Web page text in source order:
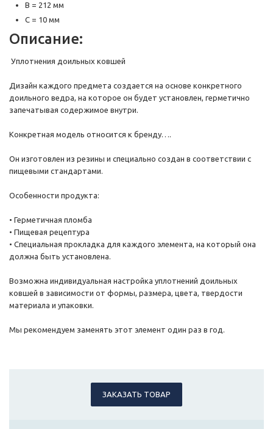
B = 212 мм
C = 10 мм
Описание:
Уплотнения доильных ковшей
Дизайн каждого предмета создается на основе конкретного
доильного ведра, на которое он будет установлен, герметично
запечатывая содержимое внутри.
Конкретная модель относится к бренду….
Он изготовлен из резины и специально создан в соответствии с
пищевыми стандартами.
Особенности продукта:
• Герметичная пломба
• Пищевая рецептура
• Специальная прокладка для каждого элемента, на который она
должна быть установлена.
Возможна индивидуальная настройка уплотнений доильных
ковшей в зависимости от формы, размера, цвета, твердости
материала и упаковки.
Мы рекомендуем заменять этот элемент один раз в год.
ЗАКАЗАТЬ ТОВАР